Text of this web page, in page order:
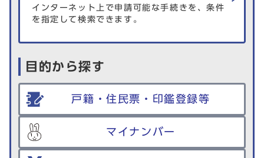
インターネット上で申請可能な手続きを、条件
を指定して検索できます。
目的から探す
戸籍・住民票・印鑑登録等
マイナンバー